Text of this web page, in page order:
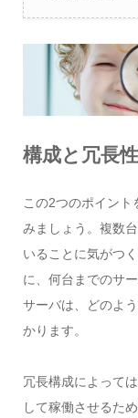
構成と冗長
この2つのポイント
みましょう。複数
いることに気がつ
に、何台までのサ
サーバは、どのよ
かります。
冗長構成によって
して稼働させるた